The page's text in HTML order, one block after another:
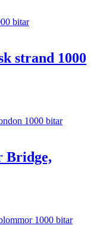
strand 1000
Bridge,